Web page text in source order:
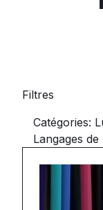
Filtres
Catégories:
Langages